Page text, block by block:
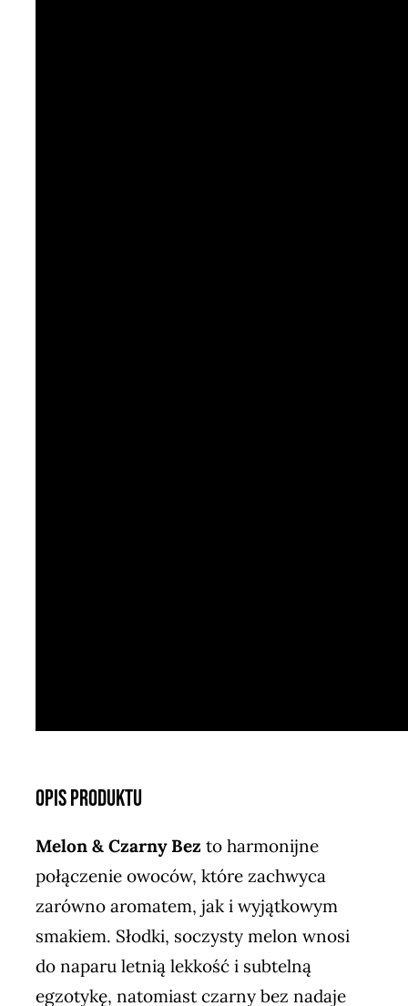
Opis Produktu
Melon & Czarny Bez to harmonijne
połączenie owoców, które zachwyca
zarówno aromatem, jak i wyjątkowym
smakiem. Słodki, soczysty melon wnosi
do naparu letnią lekkość i subtelną
egzotykę, natomiast czarny bez nadaje